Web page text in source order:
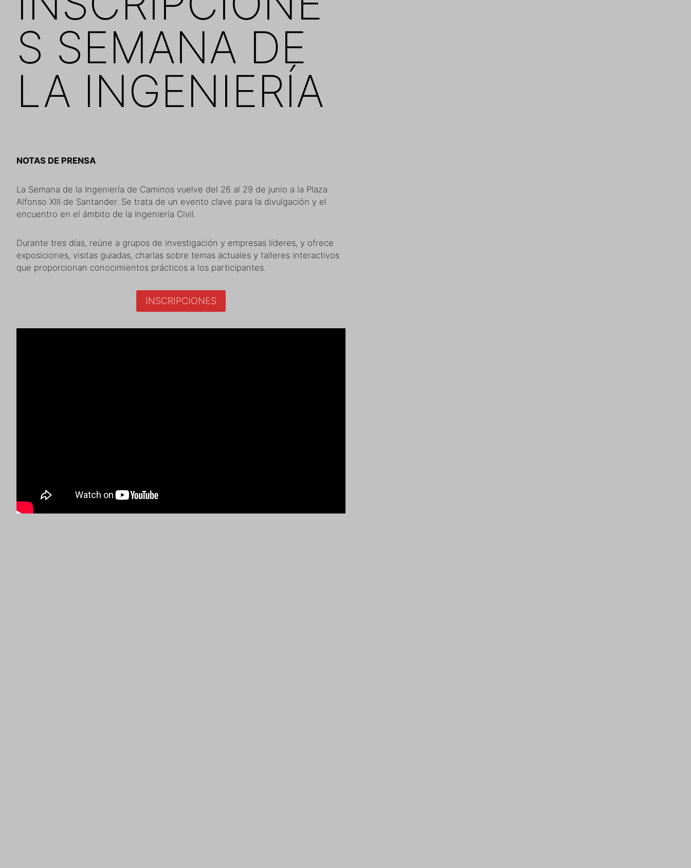
S SEMANA DE
LA INGENIERÍA
NOTAS DE PRENSA
La Semana de la Ingeniería de Caminos vuelve del 26 al 29 de junio a la Plaza
Alfonso XIII de Santander. Se trata de un evento clave para la divulgación y el
encuentro en el ámbito de la Ingeniería Civil.
Durante tres días, reúne a grupos de investigación y empresas líderes, y ofrece
exposiciones, visitas guiadas, charlas sobre temas actuales y talleres interactivos
que proporcionan conocimientos prácticos a los participantes.
INSCRIPCIONES